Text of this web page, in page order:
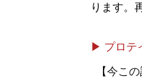
ります。
▶ プロテ
【今こ